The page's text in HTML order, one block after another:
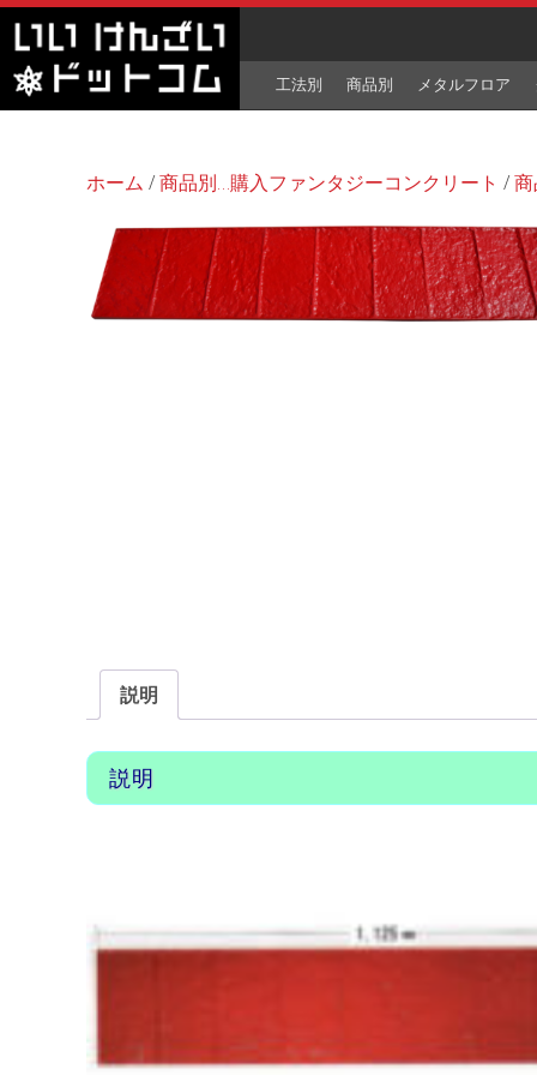
ホーム /商品別…購入ファンタジーコンクリート /
説明
説明
工法別 商品別 メタルフロア